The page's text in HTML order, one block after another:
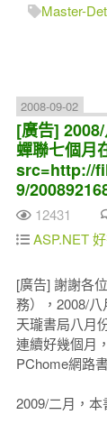
Master-
2008-09-02
[廣告]
蟬聯七個月
src=http://
9/
12431
ASP.NET
[廣告] 謝謝各
務），2008/八
天瓏書局八月
連續好幾個月
PChome網路
2009/二月，本